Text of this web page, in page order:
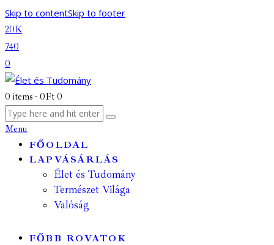
Skip to contentSkip to footer
20K
740
0
0 items - 0Ft 0
Menu
FŐOLDAL
LAPVÁSÁRLÁS
Élet és Tudomány
Természet Világa
Valóság
FŐBB ROVATOK